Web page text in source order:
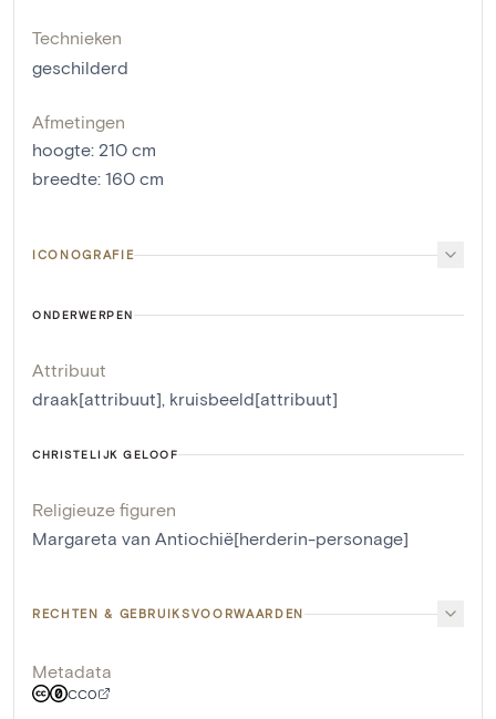
Technieken
geschilderd
Afmetingen
hoogte: 210 cm
breedte: 160 cm
ICONOGRAFIE
ONDERWERPEN
Attribuut
draak[attribuut], kruisbeeld[attribuut]
CHRISTELIJK GELOOF
Religieuze figuren
Margareta van Antiochië[herderin-personage]
RECHTEN & GEBRUIKSVOORWAARDEN
Metadata
CC0